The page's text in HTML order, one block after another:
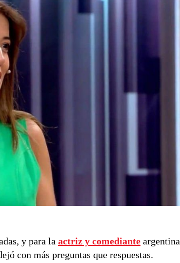
y para la actriz y comediante argentina
con más preguntas que respuestas.